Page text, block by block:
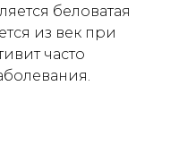
беловатая
из век при
часто